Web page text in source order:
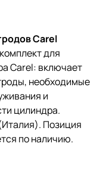
Carel
для
Carel: включает
необходимые
и
цилиндра.
Позиция
по наличию.